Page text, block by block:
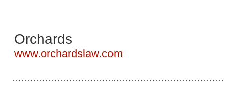
Orchards
www.orchardslaw.com